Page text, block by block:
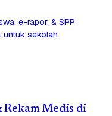
e-rapor, & SPP
sekolah.
Rekam Medis di